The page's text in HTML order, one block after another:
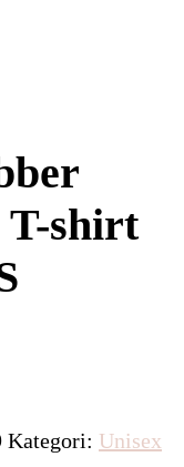
T-shirt
Kategori: Unisex